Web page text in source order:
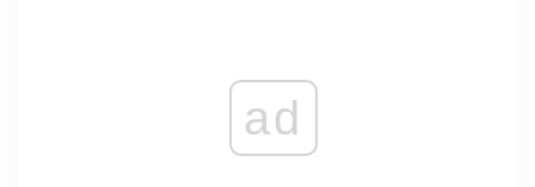
ad